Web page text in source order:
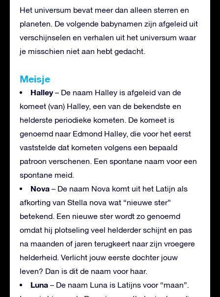
Het universum bevat meer dan alleen sterren en
planeten. De volgende babynamen zijn afgeleid uit
verschijnselen en verhalen uit het universum waar
je misschien niet aan hebt gedacht.
Meisje
Halley– De naam Halley is afgeleid van de
komeet (van) Halley, een van de bekendste en
helderste periodieke kometen. De komeet is
genoemd naar Edmond Halley, die voor het eerst
vaststelde dat kometen volgens een bepaald
patroon verschenen. Een spontane naam voor een
spontane meid.
Nova – De naam Nova komt uit het Latijn als
afkorting van Stella nova wat “nieuwe ster”
betekend. Een nieuwe ster wordt zo genoemd
omdat hij plotseling veel helderder schijnt en pas
na maanden of jaren terugkeert naar zijn vroegere
helderheid. Verlicht jouw eerste dochter jouw
leven? Dan is dit de naam voor haar.
Luna – De naam Luna is Latijns voor “maan”.